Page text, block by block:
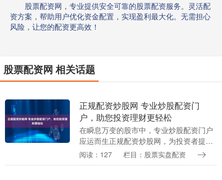
股票配资网，专业提供安全可靠的股票配资服务。灵活配
资方案，帮助用户优化资金配置，实现盈利最大化。无需担心
风险，让您的配资更高效！
股票配资网 相关话题
正规配资炒股网 专业炒股配资门
户，助您投资理财更轻松
在瞬息万变的股市中，专业炒股配资门户
应运而生正规配资炒股网，为投资者提供
便捷、高效的投资理财服务。 * **放大收
阅读：127 栏目：股票实盘配资